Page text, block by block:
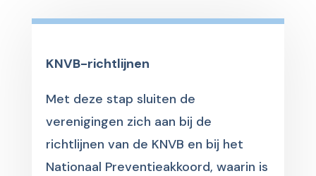
KNVB-richtlijnen
Met deze stap sluiten de
verenigingen zich aan bij de
richtlijnen van de KNVB en bij het
Nationaal Preventieakkoord, waarin is